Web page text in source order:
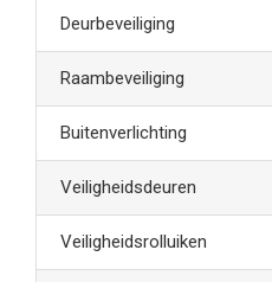
Deurbeveiliging
Raambeveiliging
Buitenverlichting
Veiligheidsdeuren
Veiligheidsrolluiken